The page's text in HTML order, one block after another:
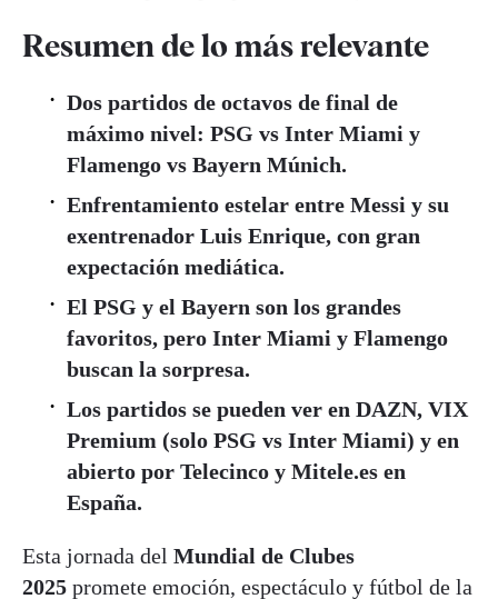
Resumen de lo más relevante
Dos partidos de octavos de final de
máximo nivel: PSG vs Inter Miami y
Flamengo vs Bayern Múnich.
Enfrentamiento estelar entre Messi y su
exentrenador Luis Enrique, con gran
expectación mediática.
El PSG y el Bayern son los grandes
favoritos, pero Inter Miami y Flamengo
buscan la sorpresa.
Los partidos se pueden ver en DAZN, VIX
Premium (solo PSG vs Inter Miami) y en
abierto por Telecinco y Mitele.es en
España.
Esta jornada del Mundial de Clubes
2025 promete emoción, espectáculo y fútbol de la